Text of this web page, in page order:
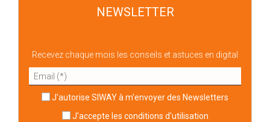
NEWSLETTER
Recevez chaque mois les conseils et astuces en digital
J'autorise SIWAY à m'envoyer des Newsletters
J'accepte les conditions d'utilisation